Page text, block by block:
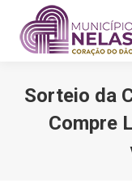
Sorteio da
Compre